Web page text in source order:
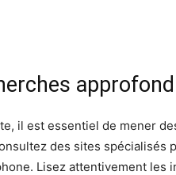
il est essentiel de mener
des sites spécialisés
Lisez attentivement les